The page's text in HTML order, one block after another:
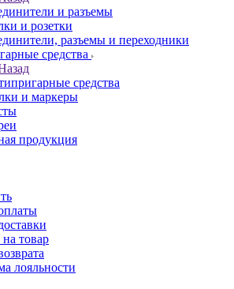
и разъемы
и розетки
разъемы и переходники
средства
средства
и маркеры
продукция
товар
лояльности